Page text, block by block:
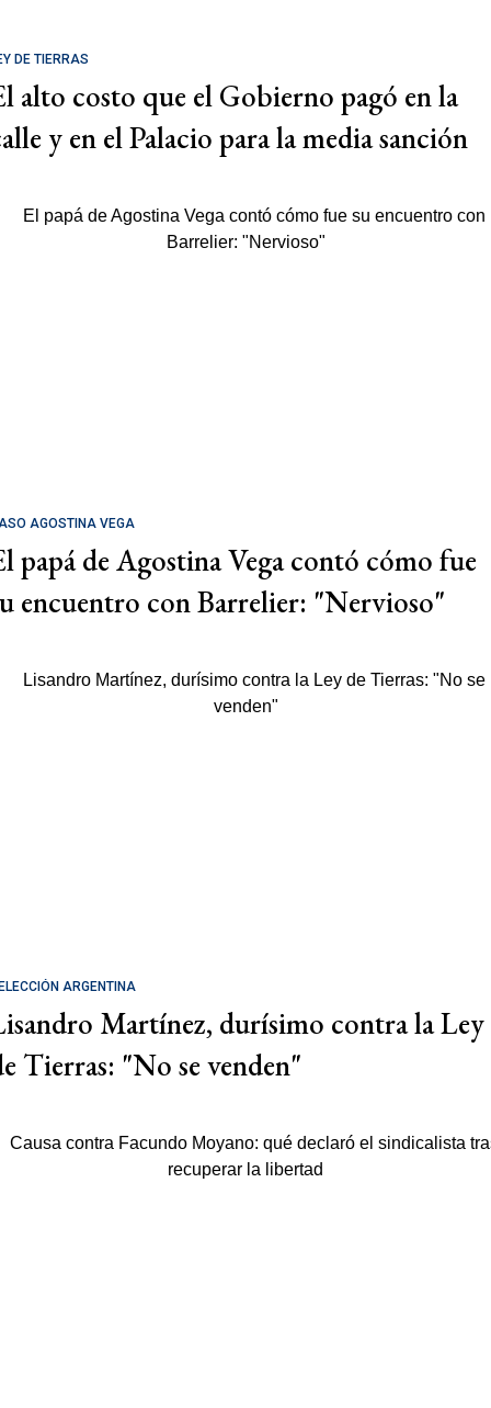
DE TIERRAS
alto costo que el Gobierno pagó en la
y en el Palacio para la media sanción
AGOSTINA VEGA
papá de Agostina Vega contó cómo fue
encuentro con Barrelier: "Nervioso"
ARGENTINA
Martínez, durísimo contra la Ley
Tierras: "No se venden"